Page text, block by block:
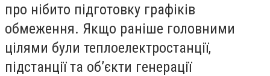
про нібито підготовку графіків
обмеження. Якщо раніше головними
цілями були теплоелектростанції,
підстанції та об’єкти генерації